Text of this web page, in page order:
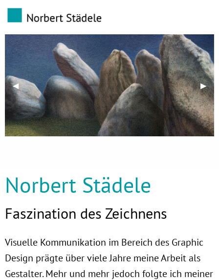
Previous Slide
◀︎ Next
▶︎
Norbert Städele
Faszination des Zeichnens
Visuelle Kommunikation im Bereich des Graphic
Design prägte über viele Jahre meine Arbeit als
Gestalter. Mehr und mehr jedoch folgte ich meiner